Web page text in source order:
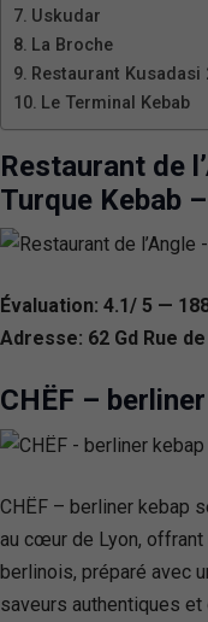
Uskudar
La Broche
Restaurant Kusadasi
Le Terminal Kebab
Restaurant de
Turque Kebab
Évaluation: 4.1/ 5 —
Adresse: 62 Gd Rue
CHËF –
CHËF – berliner kebap
au cœur de Lyon, offrant
berlinois, préparé avec
saveurs authentiques